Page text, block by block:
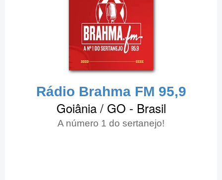
Rádio Brahma FM 95,9
Goiânia / GO - Brasil
A número 1 do sertanejo!